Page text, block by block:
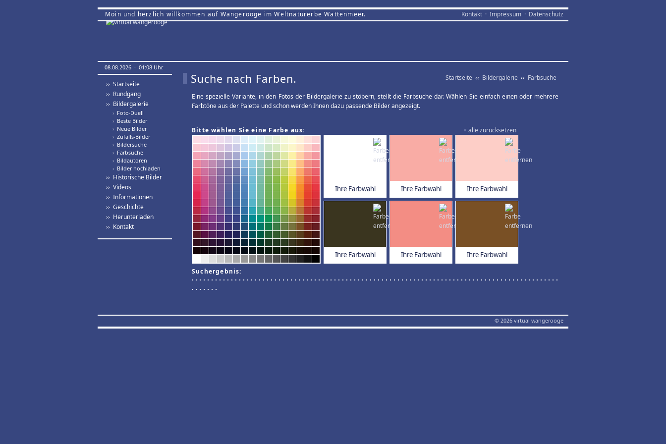
Moin und herzlich willkommen auf Wangerooge im Weltnaturerbe Wattenmeer. Kontakt · Impressum · Datenschutz
08.08.2026 · 01:08 Uhr.
›› Startseite
›› Rundgang
›› Bildergalerie
› Foto-Duell
› Beste Bilder
› Neue Bilder
› Zufalls-Bilder
› Bildersuche
› Farbsuche
› Bildautoren
› Bilder hochladen
›› Historische Bilder
›› Videos
›› Informationen
›› Geschichte
›› Herunterladen
›› Kontakt
Startseite ‹‹ Bildergalerie ‹‹ Farbsuche
Suche nach Farben.
Eine spezielle Variante, in den Fotos der Bildergalerie zu stöbern, stellt die Farbsuche dar. Wählen Sie einfach einen oder mehrere
Farbtöne aus der Palette und schon werden Ihnen dazu passende Bilder angezeigt.
× alle zurücksetzen
Bitte wählen Sie eine Farbe aus:
Ihre Farbwahl Ihre Farbwahl Ihre Farbwahl
Ihre Farbwahl Ihre Farbwahl Ihre Farbwahl
Suchergebnis:
© 2026 virtual wangerooge